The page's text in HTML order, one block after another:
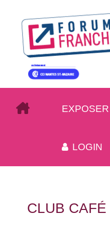
EXPOSER
LOGIN
CLUB CAFÉ